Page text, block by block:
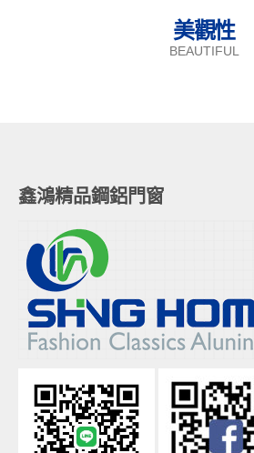
美觀性
BEAUTIFUL
鑫鴻精品鋼鋁門窗